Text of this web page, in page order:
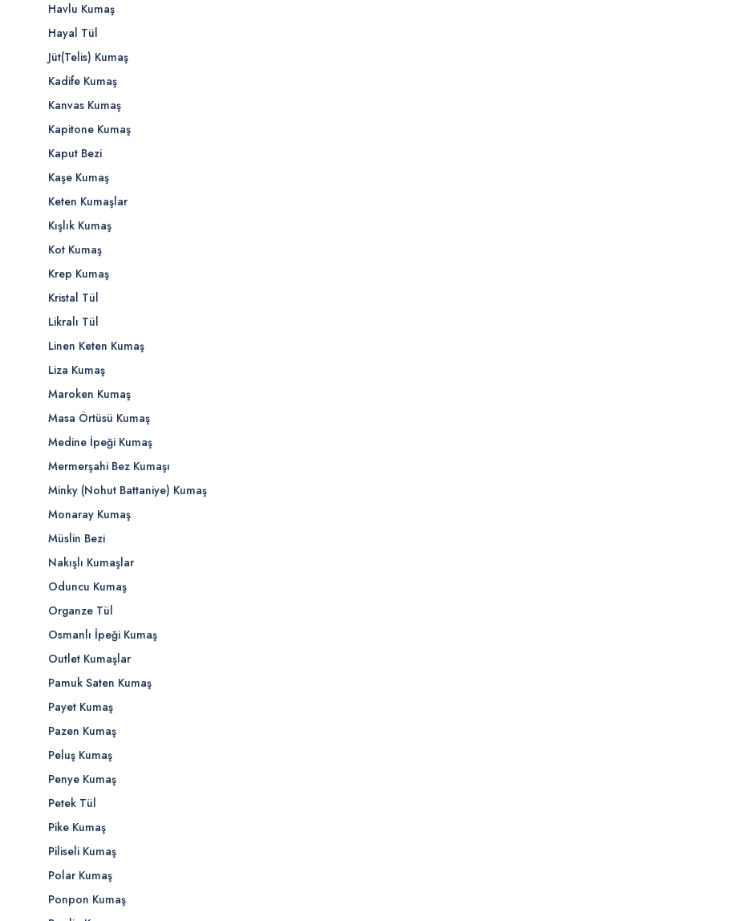
Havlu Kumaş
Hayal Tül
Jüt(Telis) Kumaş
Kadife Kumaş
Kanvas Kumaş
Kapitone Kumaş
Kaput Bezi
Kaşe Kumaş
Keten Kumaşlar
Kışlık Kumaş
Kot Kumaş
Krep Kumaş
Kristal Tül
Likralı Tül
Linen Keten Kumaş
Liza Kumaş
Maroken Kumaş
Masa Örtüsü Kumaş
Medine İpeği Kumaş
Mermerşahi Bez Kumaşı
Minky (Nohut Battaniye) Kumaş
Monaray Kumaş
Müslin Bezi
Nakışlı Kumaşlar
Oduncu Kumaş
Organze Tül
Osmanlı İpeği Kumaş
Outlet Kumaşlar
Pamuk Saten Kumaş
Payet Kumaş
Pazen Kumaş
Peluş Kumaş
Penye Kumaş
Petek Tül
Pike Kumaş
Piliseli Kumaş
Polar Kumaş
Ponpon Kumaş